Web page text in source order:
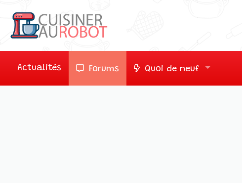
Actualités Forums Quoi de neuf